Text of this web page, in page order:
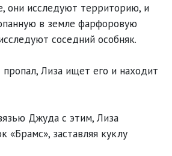
они исследуют территорию, и
в земле фарфоровую
соседний особняк.
Лиза ищет его и находит
Джуда с этим, Лиза
«Брамс», заставляя куклу